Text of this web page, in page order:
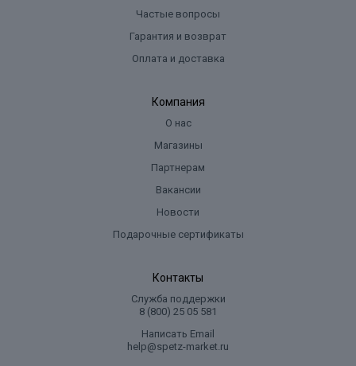
Частые вопросы
Гарантия и возврат
Оплата и доставка
Компания
О нас
Магазины
Партнерам
Вакансии
Новости
Подарочные сертификаты
Контакты
Служба поддержки
8 (800) 25 05 581
Написать Email
help@spetz-market.ru